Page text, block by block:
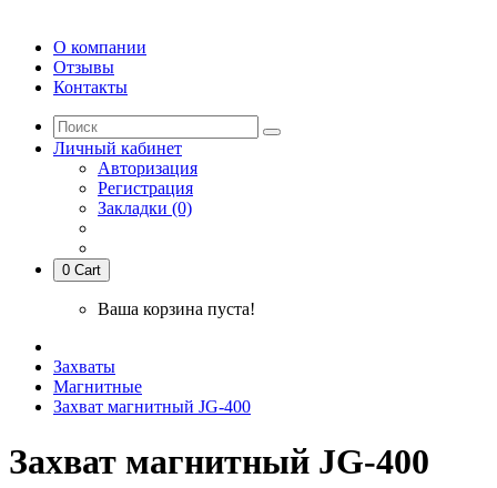
О компании
Отзывы
Контакты
Личный кабинет
Авторизация
Регистрация
Закладки (0)
0 Cart
Ваша корзина пуста!
Захваты
Магнитные
Захват магнитный JG-400
Захват магнитный JG-400